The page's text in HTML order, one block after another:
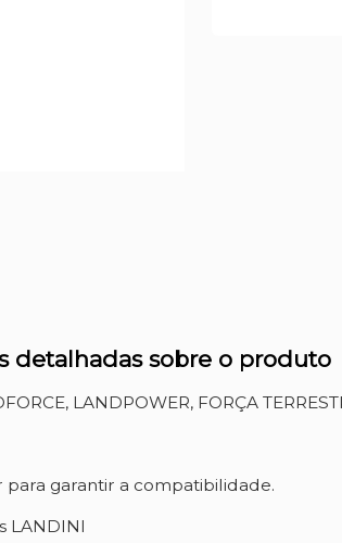
detalhadas sobre o produto
LANDPOWER, FORÇA
garantir a compatibilidade.
LANDINI